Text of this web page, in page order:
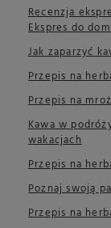
Recenzja
Ekspres do
Jak zaparzyć
Przepis na
Przepis na
Kawa w
wakacjach
Przepis na
Poznaj swoją
Przepis na